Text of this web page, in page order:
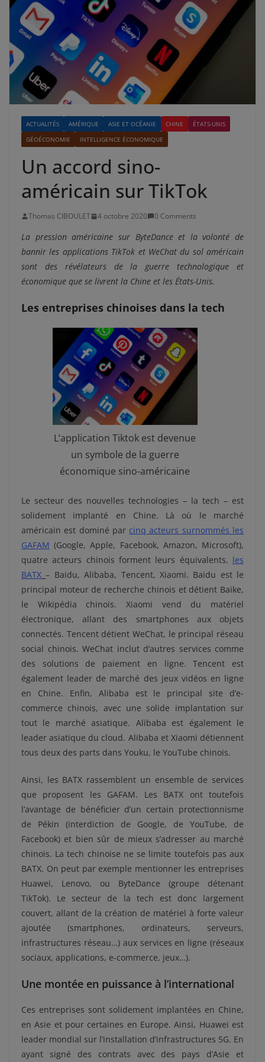
ACTUALITÉS AMÉRIQUE ASIE ET OCÉANIE CHINE
ÉTATS-UNIS
GÉOÉCONOMIE
INTELLIGENCE ÉCONOMIQUE
Un accord sino-
américain sur TikTok
Thomas CIBOULET 4 octobre 2020 0 Comments
La pression américaine sur ByteDance et la volonté de
bannir les applications TikTok et WeChat du sol américain
sont des révélateurs de la guerre technologique et
économique que se livrent la Chine et les États-Unis.
Les entreprises chinoises dans la tech
L’application Tiktok est devenue
un symbole de la guerre
économique sino-américaine
Le secteur des nouvelles technologies – la tech – est
solidement implanté en Chine. Là où le marché
américain est dominé par cinq acteurs surnommés les
GAFAM (Google, Apple, Facebook, Amazon, Microsoft),
quatre acteurs chinois forment leurs équivalents, les
BATX – Baidu, Alibaba, Tencent, Xiaomi. Baidu est le
principal moteur de recherche chinois et détient Baike,
le Wikipédia chinois. Xiaomi vend du matériel
électronique, allant des smartphones aux objets
connectés. Tencent détient WeChat, le principal réseau
social chinois. WeChat inclut d’autres services comme
des solutions de paiement en ligne. Tencent est
également leader de marché des jeux vidéos en ligne
en Chine. Enfin, Alibaba est le principal site d’e-
commerce chinois, avec une solide implantation sur
tout le marché asiatique. Alibaba est également le
leader asiatique du cloud. Alibaba et Xiaomi détiennent
tous deux des parts dans Youku, le YouTube chinois.
Ainsi, les BATX rassemblent un ensemble de services
que proposent les GAFAM. Les BATX ont toutefois
l’avantage de bénéficier d’un certain protectionnisme
de Pékin (interdiction de Google, de YouTube, de
Facebook) et bien sûr de mieux s’adresser au marché
chinois. La tech chinoise ne se limite toutefois pas aux
BATX. On peut par exemple mentionner les entreprises
Huawei, Lenovo, ou ByteDance (groupe détenant
TikTok). Le secteur de la tech est donc largement
couvert, allant de la création de matériel à forte valeur
ajoutée (smartphones, ordinateurs, serveurs,
infrastructures réseau…) aux services en ligne (réseaux
sociaux, applications, e-commerce, jeux…).
Une montée en puissance à l’international
Ces entreprises sont solidement implantées en Chine,
en Asie et pour certaines en Europe. Ainsi, Huawei est
leader mondial sur l’installation d’infrastructures 5G. En
ayant signé des contrats avec des pays d’Asie et